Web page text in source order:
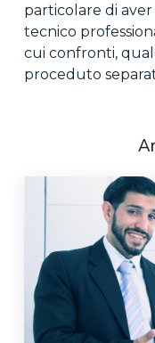
particolare di
tecnico
cui confronti,
proceduto